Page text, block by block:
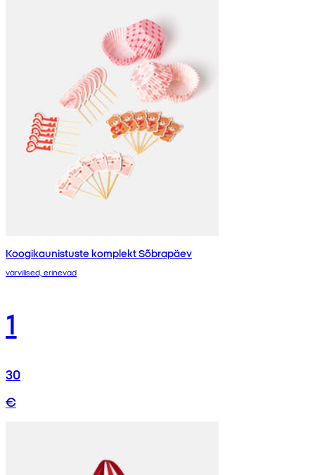
Koogikaunistuste komplekt Sõbrapäev
värvilised, erinevad
1
30
€